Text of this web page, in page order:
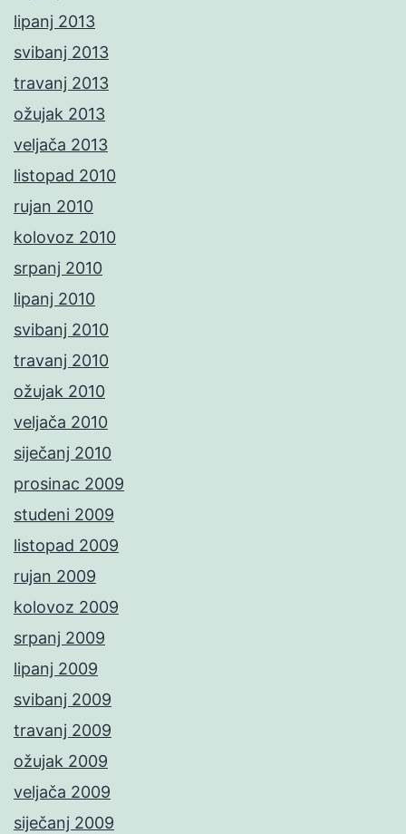
lipanj 2013
svibanj 2013
travanj 2013
ožujak 2013
veljača 2013
listopad 2010
rujan 2010
kolovoz 2010
srpanj 2010
lipanj 2010
svibanj 2010
travanj 2010
ožujak 2010
veljača 2010
siječanj 2010
prosinac 2009
studeni 2009
listopad 2009
rujan 2009
kolovoz 2009
srpanj 2009
lipanj 2009
svibanj 2009
travanj 2009
ožujak 2009
veljača 2009
siječanj 2009